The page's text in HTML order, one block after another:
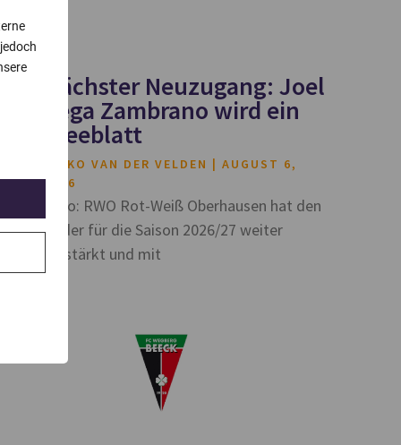
Nächster Neuzugang: Joel
Vega Zambrano wird ein
Kleeblatt
HEIKO VAN DER VELDEN
AUGUST 6,
2026
Foto: RWO Rot-Weiß Oberhausen hat den
Kader für die Saison 2026/27 weiter
verstärkt und mit